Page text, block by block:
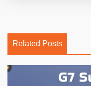
Related Posts